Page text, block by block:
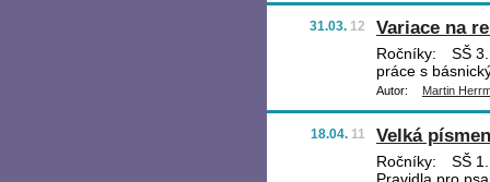
31.03. 12 Variace na
Ročníky:
SŠ
práce s
Autor: Martin
18.04. 11 Velká
Ročníky:
SŠ